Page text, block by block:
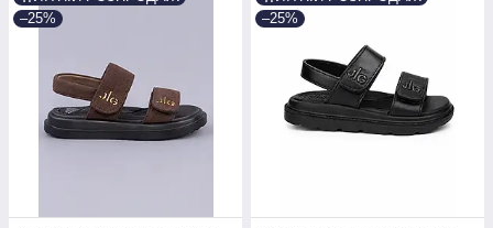
–25%
–25%